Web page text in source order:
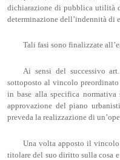
dichiarazione di pubblica utilità
determinazione dell’indennità di
Tali fasi sono finalizzate
Ai sensi del successivo
sottoposto al vincolo
in base alla specifica
approvazione del piano
preveda la realizzazione di
Una volta apposto il
titolare del suo diritto sulla cosa